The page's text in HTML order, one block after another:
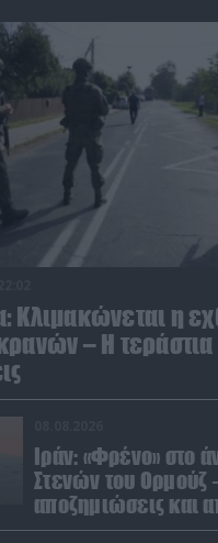
Κλιμακώνεται η
– Η
Ιράν: «Φρένο» στο
Στενών του Ορμούζ
αποζημιώσεις και
των ΗΠΑ